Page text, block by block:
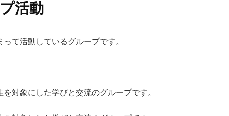
活動
って活動しているグループです。
を対象にした学びと交流のグループです。